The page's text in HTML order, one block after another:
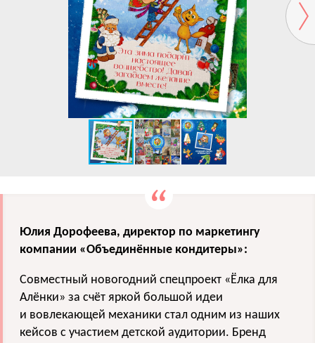
Юлия Дорофеева, директор по маркетингу
компании «Объединённые кондитеры»:
Совместный новогодний спецпроект «Ёлка для
Алёнки» за счёт яркой большой идеи
и вовлекающей механики стал одним из наших
кейсов с участием детской аудитории. Бренд